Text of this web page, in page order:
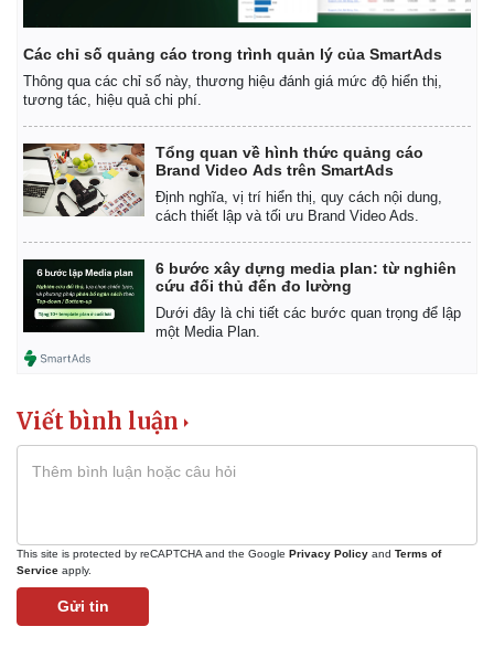
Pháp luật
Tin nóng
Tư vấn luật
Việt Nam
Phân tích
Các chỉ số quảng cáo trong trình quản lý của SmartAds
Thông qua các chỉ số này, thương hiệu đánh giá mức độ hiển thị,
tương tác, hiệu quả chi phí.
Tổng quan về hình thức quảng cáo
Brand Video Ads trên SmartAds
Định nghĩa, vị trí hiển thị, quy cách nội dung,
cách thiết lập và tối ưu Brand Video Ads.
6 bước xây dựng media plan: từ nghiên
cứu đối thủ đến đo lường
Dưới đây là chi tiết các bước quan trọng để lập
một Media Plan.
Viết bình luận
This site is protected by reCAPTCHA and the Google Privacy Policy and Terms of
Service apply.
Gửi tin